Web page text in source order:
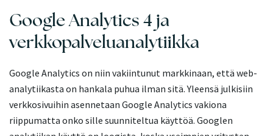
Google Analytics 4 ja
verkkopalveluanalytiikka
Google Analytics on niin vakiintunut markkinaan, että web-
analytiikasta on hankala puhua ilman sitä. Yleensä julkisiin
verkkosivuihin asennetaan Google Analytics vakiona
riippumatta onko sille suunniteltua käyttöä. Googlen